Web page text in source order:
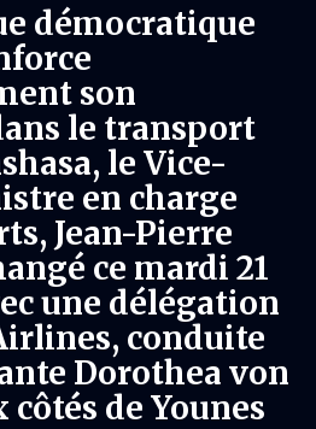
démocratique
son
le transport
le Vice-
en charge
Jean-Pierre
ce mardi 21
une délégation
conduite
Dorothea von
de Younes